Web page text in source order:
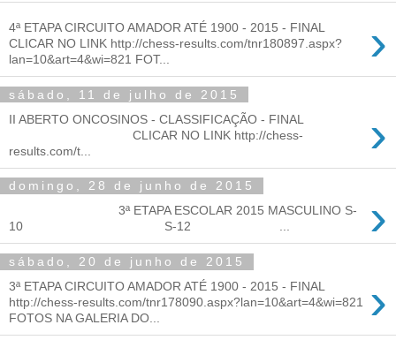
›
4ª ETAPA CIRCUITO AMADOR ATÉ 1900 - 2015 - FINAL
CLICAR NO LINK http://chess-results.com/tnr180897.aspx?
lan=10&art=4&wi=821 FOT...
sábado, 11 de julho de 2015
›
II ABERTO ONCOSINOS - CLASSIFICAÇÃO - FINAL
CLICAR NO LINK http://chess-
results.com/t...
domingo, 28 de junho de 2015
›
3ª ETAPA ESCOLAR 2015 MASCULINO S-
10 S-12 ...
sábado, 20 de junho de 2015
›
3ª ETAPA CIRCUITO AMADOR ATÉ 1900 - 2015 - FINAL
http://chess-results.com/tnr178090.aspx?lan=10&art=4&wi=821
FOTOS NA GALERIA DO...